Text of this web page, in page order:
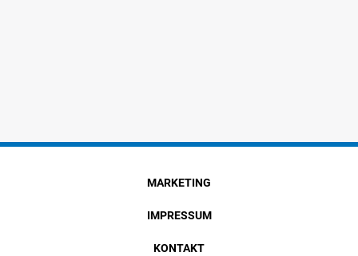
MARKETING
IMPRESSUM
KONTAKT